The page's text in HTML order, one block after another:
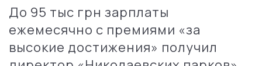
До 95 тыс грн зарплаты
ежемесячно с премиями «за
высокие достижения» получил